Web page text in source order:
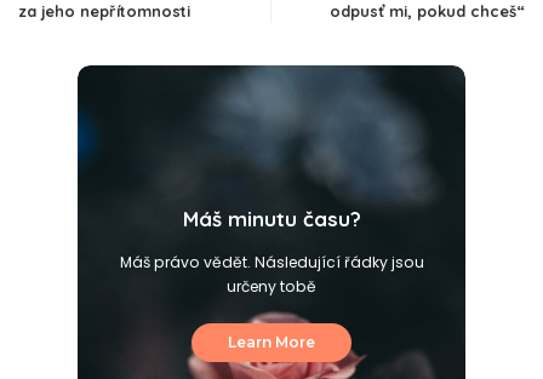
za jeho nepřítomnosti
odpusť mi, pokud chceš“
Máš minutu času?
Máš právo vědět. Následující řádky jsou
určeny tobě
Learn More